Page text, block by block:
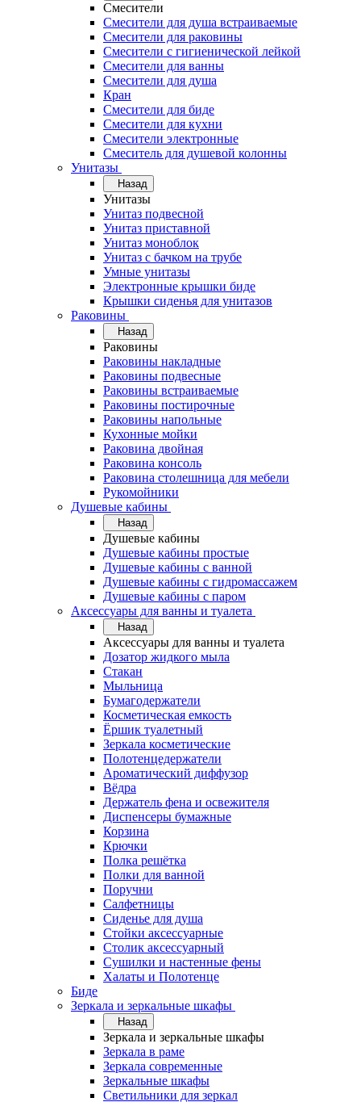
Смесители
Смесители для душа встраиваемые
Смесители для раковины
Смесители с гигиенической лейкой
Смесители для ванны
Смесители для душа
Кран
Смесители для биде
Смесители для кухни
Смесители электронные
Смеситель для душевой колонны
Унитазы
Назад
Унитазы
Унитаз подвесной
Унитаз приставной
Унитаз моноблок
Унитаз с бачком на трубе
Умные унитазы
Электронные крышки биде
Крышки сиденья для унитазов
Раковины
Назад
Раковины
Раковины накладные
Раковины подвесные
Раковины встраиваемые
Раковины постирочные
Раковины напольные
Кухонные мойки
Раковина двойная
Раковина консоль
Раковина столешница для мебели
Рукомойники
Душевые кабины
Назад
Душевые кабины
Душевые кабины простые
Душевые кабины с ванной
Душевые кабины с гидромассажем
Душевые кабины с паром
Аксессуары для ванны и туалета
Назад
Аксессуары для ванны и туалета
Дозатор жидкого мыла
Стакан
Мыльница
Бумагодержатели
Косметическая емкость
Ёршик туалетный
Зеркала косметические
Полотенцедержатели
Ароматический диффузор
Вёдра
Держатель фена и освежителя
Диспенсеры бумажные
Корзина
Крючки
Полка решётка
Полки для ванной
Поручни
Салфетницы
Сиденье для душа
Стойки аксессуарные
Столик аксессуарный
Сушилки и настенные фены
Халаты и Полотенце
Биде
Зеркала и зеркальные шкафы
Назад
Зеркала и зеркальные шкафы
Зеркала в раме
Зеркала современные
Зеркальные шкафы
Светильники для зеркал